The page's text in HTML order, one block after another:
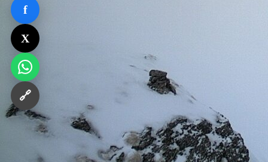
f
X
🔗